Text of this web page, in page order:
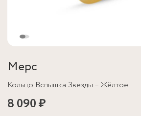
Мерс
Кольцо Вспышка Звезды – Жёлтое
8 090 ₽